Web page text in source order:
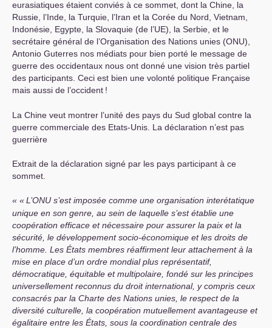
eurasiatiques étaient conviés à ce sommet, dont la Chine, la
Russie, l’Inde, la Turquie, l’Iran et la Corée du Nord, Vietnam,
Indonésie, Egypte, la Slovaquie (de l’UE), la Serbie, et le
secrétaire général de l’Organisation des Nations unies (ONU),
Antonio Guterres nos médiats pour bien porté le message de
guerre des occidentaux nous ont donné une vision très partiel
des participants. Ceci est bien une volonté politique Française
mais aussi de l’occident !
La Chine veut montrer l’unité des pays du Sud global contre la
guerre commerciale des Etats-Unis. La déclaration n’est pas
guerrière
Extrait de la déclaration signé par les pays participant à ce
sommet.
«L’ONU s’est imposée comme une organisation interétatique
unique en son genre, au sein de laquelle s’est établie une
coopération efficace et nécessaire pour assurer la paix et la
sécurité, le développement socio-économique et les droits de
l’homme. Les États membres réaffirment leur attachement à la
mise en place d’un ordre mondial plus représentatif,
démocratique, équitable et multipolaire, fondé sur les principes
universellement reconnus du droit international, y compris ceux
consacrés par la Charte des Nations unies, le respect de la
diversité culturelle, la coopération mutuellement avantageuse et
égalitaire entre les États, sous la coordination centrale des